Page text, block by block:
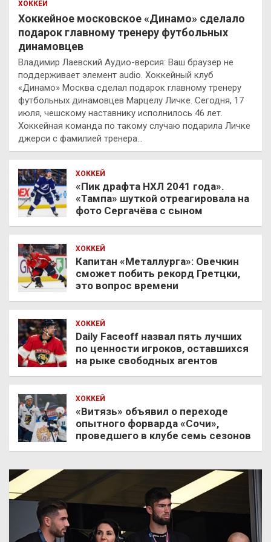
ХОККЕЙ
Хоккейное московское «Динамо» сделало
подарок главному тренеру футбольных
динамовцев
Владимир Лаевский Аудио-версия: Ваш браузер не
поддерживает элемент audio. Хоккейный клуб
«Динамо» Москва сделал подарок главному тренеру
футбольных динамовцев Марцелу Личке. Сегодня, 17
июля, чешскому наставнику исполнилось 46 лет.
Хоккейная команда по такому случаю подарила Личке
джерси с фамилией тренера…
ХОККЕЙ
«Пик драфта НХЛ 2041 года».
«Тампа» шуткой отреагировала на
фото Сергачёва с сыном
ХОККЕЙ
Капитан «Металлурга»: Овечкин
сможет побить рекорд Гретцки,
это вопрос времени
ХОККЕЙ
Daily Faceoff назвал пять лучших
по ценности игроков, оставшихся
на рыке свободных агентов
ХОККЕЙ
«Витязь» объявил о переходе
опытного форварда «Сочи»,
проведшего в клубе семь сезонов